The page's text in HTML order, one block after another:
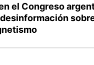
el Congreso